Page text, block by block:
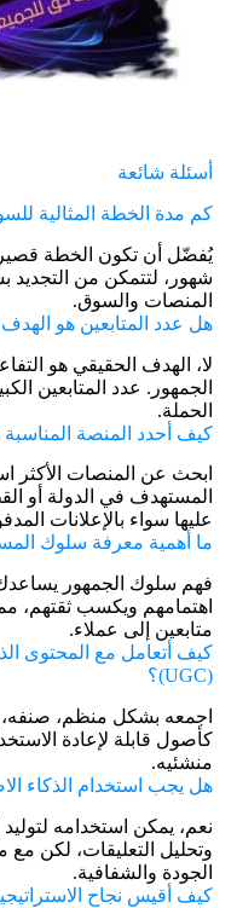
أسئلة شائعة
كم مدة الخطة المثالية
شهور، لتتمكن من التجديد
المنصات والسوق.
هل عدد المتابعين هو
لا، الهدف الحقيقي هو
الجمهور. عدد المتابعين
الحملة.
كيف أحدد المنصة
ابحث عن المنصات الأكثر
المستهدف في الدولة أو
عليها سواء بالإعلانات
ما أهمية معرفة سلوك
فهم سلوك الجمهور
اهتمامهم ويكسب ثقتهم،
متابعين إلى عملاء.
كيف أتعامل مع المحتوى
(UGC)؟
اجمعه بشكل منظم،
كأصول قابلة لإعادة
منشئيه.
هل يجب استخدام الذكاء
نعم، يمكن استخدامه
وتحليل التعليقات، لكن
الجودة والشفافية.
كيف أقيس نجاح